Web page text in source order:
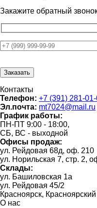
Закажите обратный
Контакты
Телефон: +7 (391) 281-
Эл.почта: mt7024@mail.ru
График работы:
ПН-ПТ 9:00 - 18:00,
СБ, ВС - выходной
Офисы продаж:
ул. Рейдовая 68д, оф. 210
ул. Норильская 7, стр. 2,
Склады:
ул. Башиловская 1а
ул. Рейдовая 45/2
Красноярск,
О нас